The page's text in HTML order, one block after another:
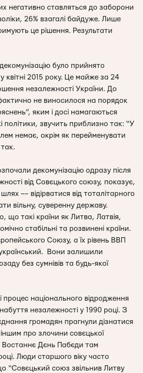
негативно ставляться до заборони
26% взагалі байдуже. Лише
це рішення. Результати
було прийнято
2015 року. Це майже за 24
незалежності України. До
не виносилося на порядок
яким і досі намагаються
політики, звучить приблизно так: “У
немає, окрім як перейменувати
декомунізацію одразу після
від Совєцького союзу, показує,
–– відірватися від тоталітарного
вільну, суверенну державу.
що такі країни як Литва, Латвія,
стабільні та розвинені країни.
Союзу, а їх рівень ВВП
Вони залишили
без сумнівів та будь-якої
процес національного відродження
незалежності у 1990 році. З
громадян прагнули дізнатися
іншим про злочини совєцької
Востаннє Дєнь Пабєди там
Люди старшого віку часто
“Совєцький союз звільнив Литву